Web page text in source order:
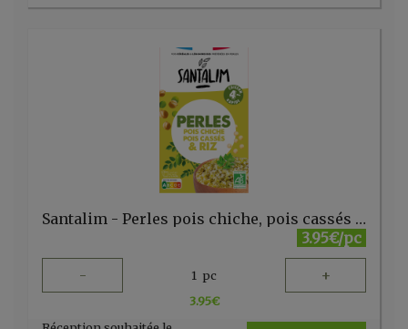
Santalim - Perles pois chiche, pois cassés & riz 280gr
3.95€/pc
- 1 pc +
3.95€